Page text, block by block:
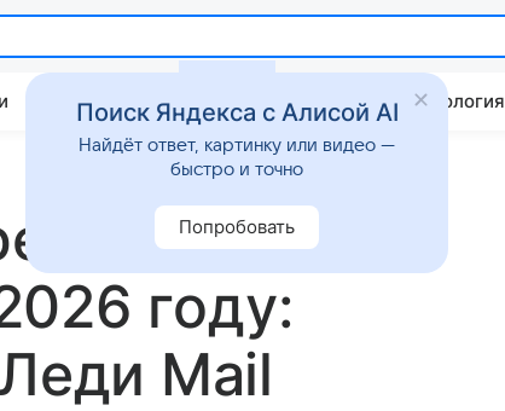
Дом Гороскопы Стиль жизни Психология
году:
Mail
Поиск Яндекса с Алисой AI
Найдёт ответ, картинку или видео —
быстро и точно
Попробовать